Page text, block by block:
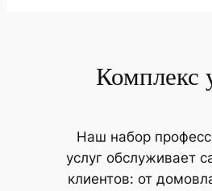
Комплекс
Наш набор
услуг обслуживает
клиентов: от